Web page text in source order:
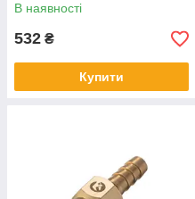
В наявності
532 ₴
Купити